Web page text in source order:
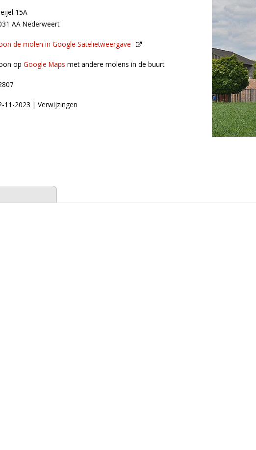
15A
AA Nederweert
de molen in Google Satelietweergave
molens in de buurt
op Google Maps met andere molens in de buurt
11-2023 | Verwijzingen